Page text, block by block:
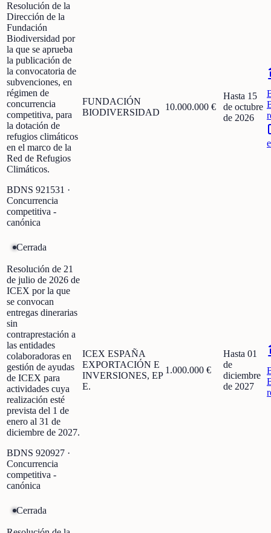
Resolución de la
Dirección de la
Fundación
Biodiversidad por
la que se aprueba
la publicación de
la convocatoria de
subvenciones, en
régimen de
concurrencia
competitiva, para
la dotación de
refugios climáticos
en el marco de la
Red de Refugios
Climáticos.
BDNS 921531 ·
Concurrencia
competitiva -
canónica
FUNDACIÓN
BIODIVERSIDAD
10.000.000 €
Hasta 15
de octubre
de 2026
Cerrada
Resolución de 21
de julio de 2026 de
ICEX por la que
se convocan
entregas dinerarias
sin
contraprestación a
las entidades
colaboradoras en
gestión de ayudas
de ICEX para
actividades cuya
realización esté
prevista del 1 de
enero al 31 de
diciembre de 2027.
BDNS 920927 ·
Concurrencia
competitiva -
canónica
ICEX ESPAÑA
EXPORTACIÓN E
INVERSIONES, EP
E.
1.000.000 €
Hasta 01
de
diciembre
de 2027
Cerrada